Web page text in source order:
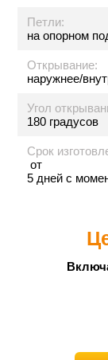
Петли:
на опорном
Открывание:
наружнее/
Угол
180 градусов
Срок
от
5 дней с